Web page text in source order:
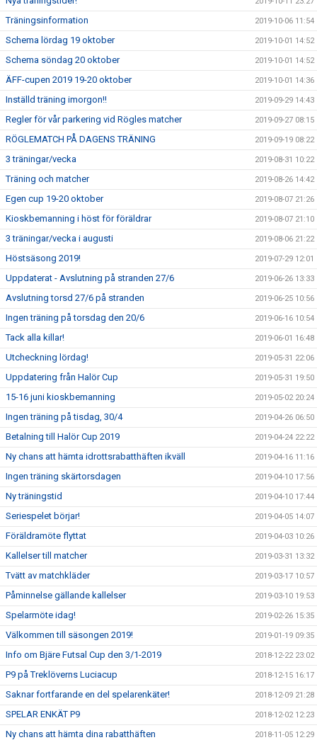
Träningsinformation 2019-10-06 11:54
Schema lördag 19 oktober 2019-10-01 14:52
Schema söndag 20 oktober 2019-10-01 14:52
ÄFF-cupen 2019 19-20 oktober 2019-10-01 14:36
Inställd träning imorgon!! 2019-09-29 14:43
Regler för vår parkering vid Rögles matcher 2019-09-27 08:15
RÖGLEMATCH PÅ DAGENS TRÄNING 2019-09-19 08:22
3 träningar/vecka 2019-08-31 10:22
Träning och matcher 2019-08-26 14:42
Egen cup 19-20 oktober 2019-08-07 21:26
Kioskbemanning i höst för föräldrar 2019-08-07 21:10
3 träningar/vecka i augusti 2019-08-06 21:22
Höstsäsong 2019! 2019-07-29 12:01
Uppdaterat - Avslutning på stranden 27/6 2019-06-26 13:33
Avslutning torsd 27/6 på stranden 2019-06-25 10:56
Ingen träning på torsdag den 20/6 2019-06-16 10:54
Tack alla killar! 2019-06-01 16:48
Utcheckning lördag! 2019-05-31 22:06
Uppdatering från Halör Cup 2019-05-31 19:50
15-16 juni kioskbemanning 2019-05-02 20:24
Ingen träning på tisdag, 30/4 2019-04-26 06:50
Betalning till Halör Cup 2019 2019-04-24 22:22
Ny chans att hämta idrottsrabatthäften ikväll 2019-04-16 11:16
Ingen träning skärtorsdagen 2019-04-10 17:56
Ny träningstid 2019-04-10 17:44
Seriespelet börjar! 2019-04-05 14:07
Föräldramöte flyttat 2019-04-03 10:26
Kallelser till matcher 2019-03-31 13:32
Tvätt av matchkläder 2019-03-17 10:57
Påminnelse gällande kallelser 2019-03-10 19:53
Spelarmöte idag! 2019-02-26 15:35
Välkommen till säsongen 2019! 2019-01-19 09:35
Info om Bjäre Futsal Cup den 3/1-2019 2018-12-22 23:02
P9 på Treklöverns Luciacup 2018-12-15 16:17
Saknar fortfarande en del spelarenkäter! 2018-12-09 21:28
SPELAR ENKÄT P9 2018-12-02 12:23
Ny chans att hämta dina rabatthäften 2018-11-05 12:29